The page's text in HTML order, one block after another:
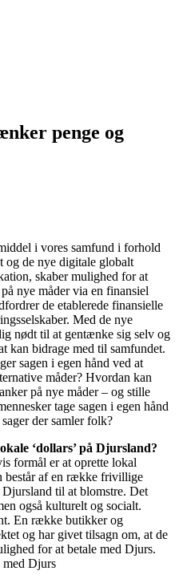
penge og
i vores samfund i forhold
de nye digitale globalt
skaber mulighed for at
nye måder via en finansiel
de etablerede finansielle
Med de nye
nødt til at gentænke sig selv og
kan bidrage med til samfundet.
sagen i egen hånd ved at
måder? Hvordan kan
på nye måder – og stille
tage sagen i egen hånd
der samler folk?
‘dollars’ på Djursland?
formål er at oprette lokal
består af en række frivillige
til at blomstre. Det
også kulturelt og socialt.
En række butikker og
og har givet tilsagn om, at de
for at betale med Djurs.
med Djurs